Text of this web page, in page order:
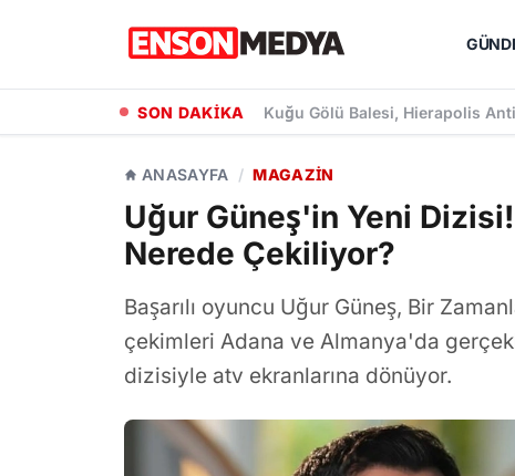
SON DAKİKA Kuğu Gölü Balesi, Hierapolis
ANASAYFA / MAGAZIN
Uğur Güneş'in Yeni
Nerede Çekiliyor?
Başarılı oyuncu Uğur Güneş, Bir
çekimleri Adana ve Almanya'da
dizisiyle atv ekranlarına dönüyor.